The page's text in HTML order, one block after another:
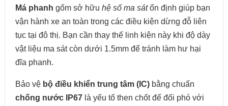
Má phanh gốm sở hữu hệ số ma sátổn định giúp bạn
vận hành xe an toàn trong các điều kiện dừng đỗ liên
tục tại đô thị. Bạn cần thay thế linh kiện này khi độ dày
vật liệu ma sát còn dưới 1.5mm để tránh làm hư hại
đĩa phanh.
Bảo vệ bộ điều khiển trung tâm (IC)bằng chuẩn
chống nước IP67là yếu tố then chốt để đối phó với